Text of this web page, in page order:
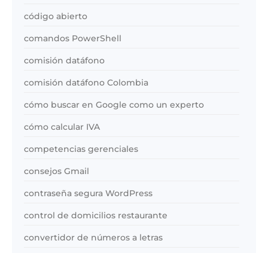
código abierto
comandos PowerShell
comisión datáfono
comisión datáfono Colombia
cómo buscar en Google como un experto
cómo calcular IVA
competencias gerenciales
consejos Gmail
contraseña segura WordPress
control de domicilios restaurante
convertidor de números a letras